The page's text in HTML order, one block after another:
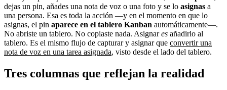
dejas un pin, añades una nota de voz o una foto y se lo asignas a
una persona. Esa es toda la acción —y en el momento en que lo
asignas, el pin aparece en el tablero Kanban automáticamente—.
No abriste un tablero. No copiaste nada. Asignares añadirlo al
tablero. Es el mismo flujo de capturar y asignar que convertir una
nota de voz en una tarea asignada, visto desde el lado del tablero.
Tres columnas que reflejan la realidad